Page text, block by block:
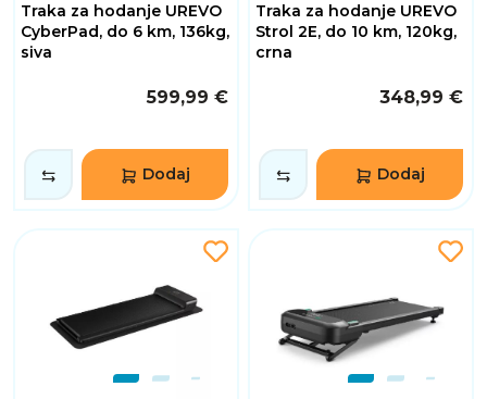
Traka za hodanje UREVO
CyberPad, do 6 km, 136kg,
siva
599,99 €
Dodaj
Traka za hodanje UREVO
Strol 2E, do 10 km, 120kg,
crna
348,99 €
Dodaj